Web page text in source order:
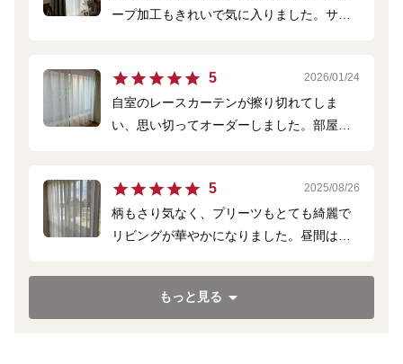
ープ加工もきれいで気に入りました。サン
5 2026/01/24
自室のレースカーテンが擦り切れてしま
い、思い切ってオーダーしました。部屋の
5 2025/08/26
柄もさり気なく、プリーツもとても綺麗で
リビングが華やかになりました。昼間は中
がとてもいいです。
もっと見る